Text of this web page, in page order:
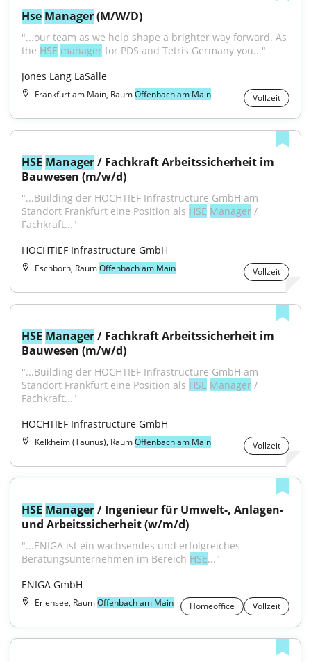
Hse Manager (M/W/D)
"...our team as we help shape a brighter way forward. As
the HSE manager for PDS and Tetris Germany you..."
Jones Lang LaSalle
Frankfurt am Main, RaumOffenbach am Main Vollzeit
HSE Manager / Fachkraft Arbeitssicherheit im
Bauwesen (m/w/d)
"...Building der HOCHTIEF Infrastructure GmbH am
Standort Frankfurt eine Position als HSE Manager /
Fachkraft..."
HOCHTIEF Infrastructure GmbH
Eschborn, RaumOffenbach am Main Vollzeit
HSE Manager / Fachkraft Arbeitssicherheit im
Bauwesen (m/w/d)
"...Building der HOCHTIEF Infrastructure GmbH am
Standort Frankfurt eine Position als HSE Manager /
Fachkraft..."
HOCHTIEF Infrastructure GmbH
Kelkheim (Taunus), RaumOffenbach am Main Vollzeit
HSE Manager / Ingenieur für Umwelt-, Anlagen-
und Arbeitssicherheit (w/m/d)
"...ENIGA ist ein wachsendes und erfolgreiches
Beratungsunternehmen im Bereich HSE..."
ENIGA GmbH
Erlensee, RaumOffenbach am Main Homeoffice Vollzeit